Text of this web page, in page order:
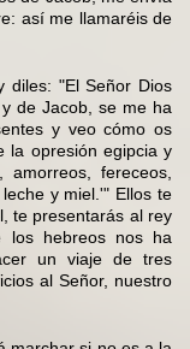
así me llamaréis de
diles: "El Señor Dios
de Jacob, se me ha
y veo cómo os
la opresión egipcia y
fereceos,
y miel.'" Ellos te
te presentarás al rey
los hebreos nos ha
un viaje de tres
al Señor, nuestro